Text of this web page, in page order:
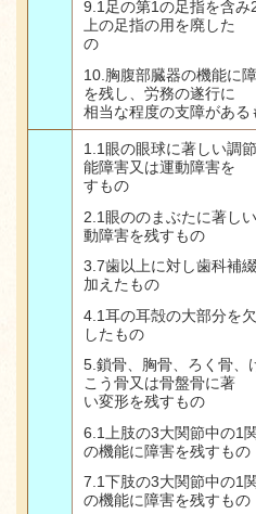
9.1 足の第1の足指を含み
上の足指の用を廃し
の
10. 胸腹部臓器の機能に
を残し、労務の遂
相当な程度の支障がある
1.1眼の眼球に著しい調
能障害又は運動障害
すもの
2.1 眼ののまぶたに著し
動障害を残すもの
3.7歯以上に対し歯科補
加えたもの
4.1耳の耳殻の大部分を
したもの
5. 鎖骨、胸骨、ろく骨、
こう骨又は骨盤骨に
い変形を残すもの
6.1
上肢の3大関節中の1
の機能に障害を残すもの
7.1下肢の3大関節中の1
の機能に障害を残すもの